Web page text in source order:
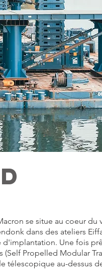
se situe au coeur du
dans des ateliers
Une fois
(Self Propelled Modular
télescopique au-dessus